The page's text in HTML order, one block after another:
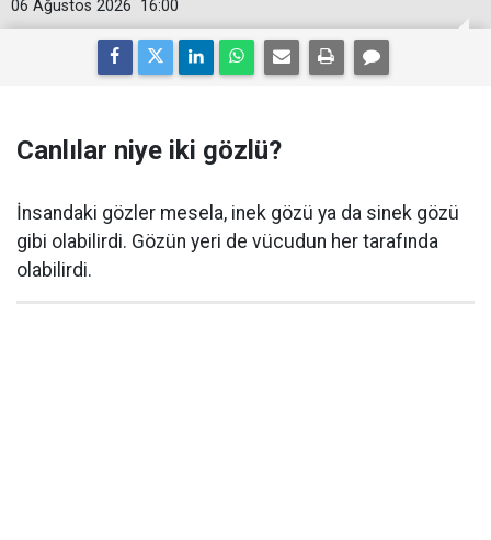
16:00
06 Ağustos 2026
Canlılar niye iki gözlü?
İnsandaki gözler mesela, inek gözü ya da sinek gözü
gibi olabilirdi. Gözün yeri de vücudun her tarafında
olabilirdi.